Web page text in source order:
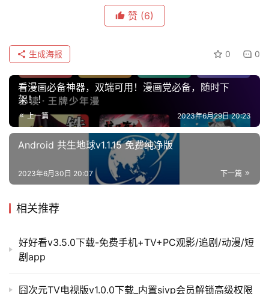
赞 (6)
0 0
生成海报
看漫画必备神器，双端可用！漫画党必备，随时下
架！！
上一篇 2023年6月29日 20:23
Android 共生地球v1.1.15 免费纯净版
下一篇
2023年6月30日 20:07
相关推荐
好好看v3.5.0下载-免费手机+TV+PC观影/追剧/动漫/短
剧app
囧次元TV电视版v1.0.0下载_内置sivp会员解锁高级权限